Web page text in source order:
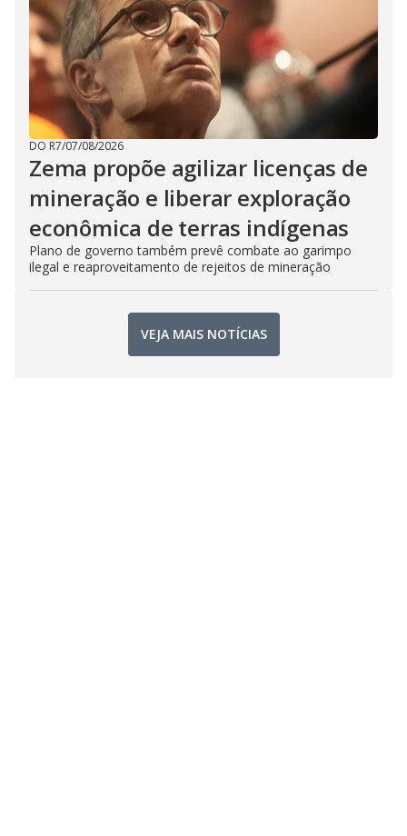
DO R7/07/08/2026
Zema propõe agilizar licenças de
mineração e liberar exploração
econômica de terras indígenas
Plano de governo também prevê combate ao garimpo
ilegal e reaproveitamento de rejeitos de mineração
VEJA MAIS NOTÍCIAS